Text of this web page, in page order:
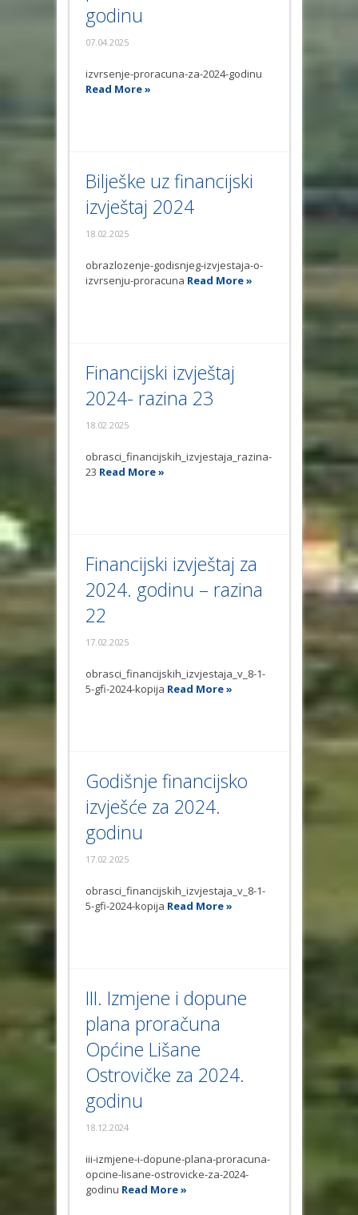
godinu
07.04.2025
izvrsenje-proracuna-za-2024-godinu
Read More »
Bilješke uz financijski
izvještaj 2024
18.02.2025
obrazlozenje-godisnjeg-izvjestaja-o-
izvrsenju-proracuna Read More »
Financijski izvještaj
2024- razina 23
18.02.2025
obrasci_financijskih_izvjestaja_razina-
23 Read More »
Financijski izvještaj za
2024. godinu – razina
22
17.02.2025
obrasci_financijskih_izvjestaja_v_8-1-
5-gfi-2024-kopija Read More »
Godišnje financijsko
izvješće za 2024.
godinu
17.02.2025
obrasci_financijskih_izvjestaja_v_8-1-
5-gfi-2024-kopija Read More »
III. Izmjene i dopune
plana proračuna
Općine Lišane
Ostrovičke za 2024.
godinu
18.12.2024
iii-izmjene-i-dopune-plana-proracuna-
opcine-lisane-ostrovicke-za-2024-
godinu Read More »